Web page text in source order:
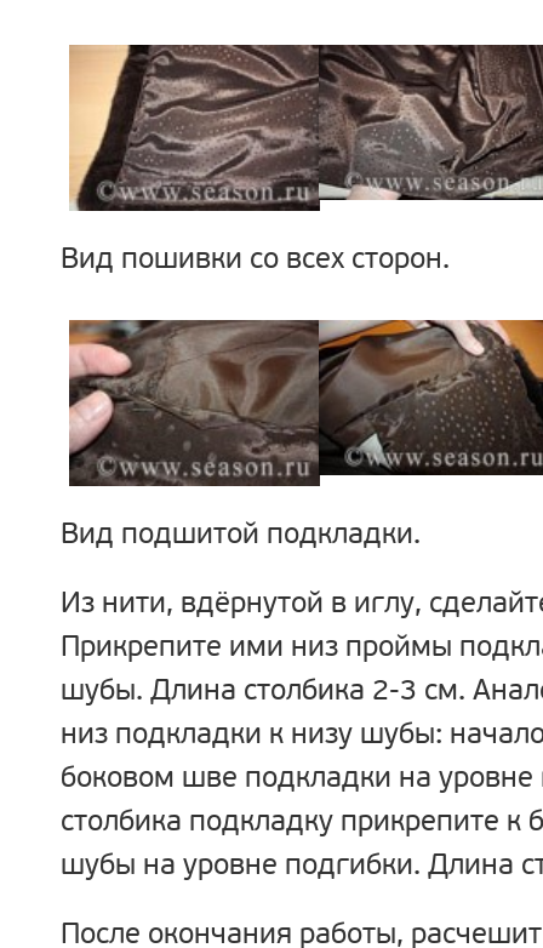
Вид пошивки со всех сторон.
Вид подшитой подкладки.
Из нити, вдёрнутой в иглу,
Прикрепите ими низ проймы
шубы. Длина столбика 2-3 см.
низ подкладки к низу шубы:
боковом шве подкладки на уровне
столбика подкладку прикрепите
шубы на уровне подгибки. Длина
После окончания работы,